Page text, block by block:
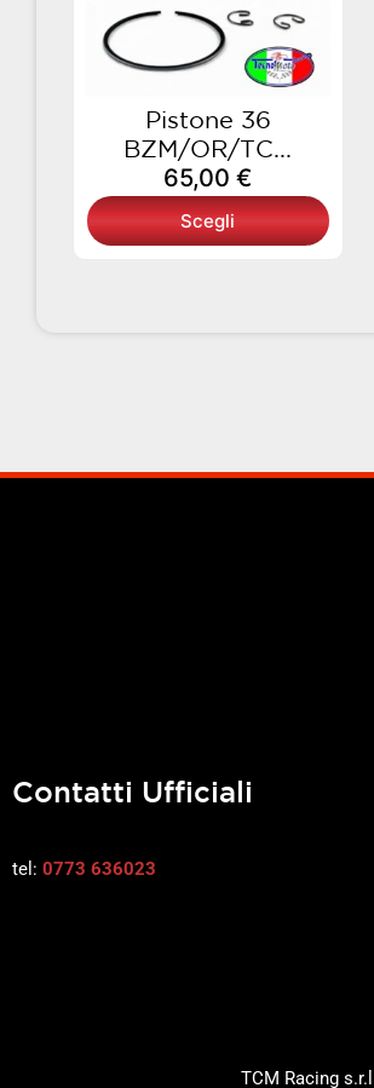
Pistone 36
BZM/OR/TC...
65,00 €
Scegli
opzioni
possono
essere
scelte
nella
pagina
del
prodotto
Contatti Ufficiali
tel: 0773 636023
TCM Racing